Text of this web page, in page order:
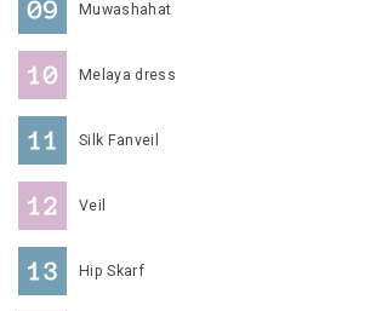
Muwashahat
Melaya dress
Silk Fanveil
Veil
Hip Skarf